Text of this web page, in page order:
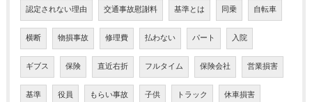
認定されない理由 交通事故慰謝料 基準とは 同乗 自転車
横断 物損事故 修理費 払わない パート 入院
ギブス 保険 直近右折 フルタイム 保険会社 営業損害
基準 役員 もらい事故 子供 トラック 休車損害